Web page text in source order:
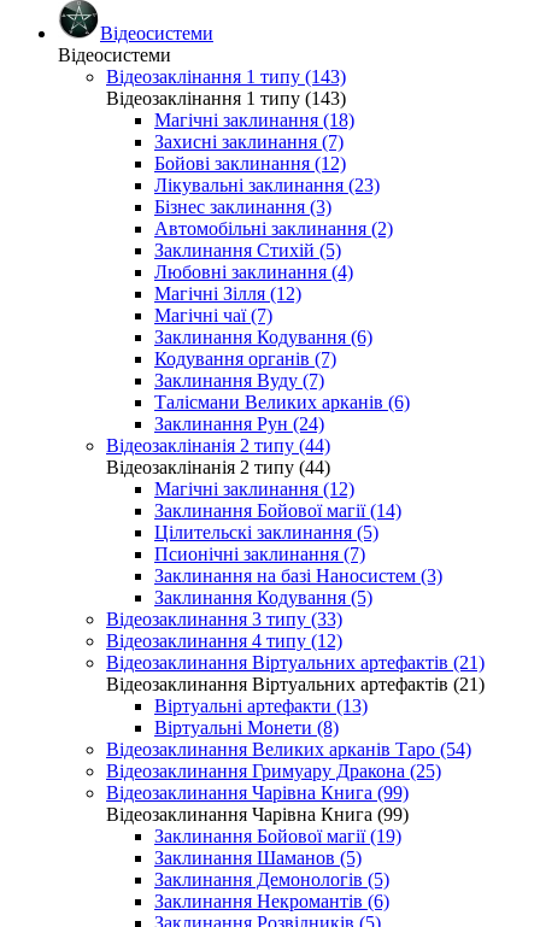
Відеосистеми
Відеосистеми
Відеозаклінання 1 типу (143)
Відеозаклінання 1 типу (143)
Магічні заклинання (18)
Захисні заклинання (7)
Бойові заклинання (12)
Лікувальні заклинання (23)
Бізнес заклинання (3)
Автомобільні заклинання (2)
Заклинання Стихій (5)
Любовні заклинання (4)
Магічні Зілля (12)
Магічні чаї (7)
Заклинання Кодування (6)
Кодування органів (7)
Заклинання Вуду (7)
Талісмани Великих арканів (6)
Заклинання Рун (24)
Відеозаклінанія 2 типу (44)
Відеозаклінанія 2 типу (44)
Магічні заклинання (12)
Заклинання Бойової магії (14)
Цілительскі заклинання (5)
Псионічні заклинання (7)
Заклинання на базі Наносистем (3)
Заклинання Кодування (5)
Відеозаклинання 3 типу (33)
Відеозаклинання 4 типу (12)
Відеозаклинання Віртуальних артефактів (21)
Відеозаклинання Віртуальних артефактів (21)
Віртуальні артефакти (13)
Віртуальні Монети (8)
Відеозаклинання Великих арканів Таро (54)
Відеозаклинання Гримуару Дракона (25)
Відеозаклинання Чарівна Книга (99)
Відеозаклинання Чарівна Книга (99)
Заклинання Бойової магії (19)
Заклинання Шаманов (5)
Заклинання Демонологів (5)
Заклинання Некромантів (6)
Заклинання Розвідників (5)